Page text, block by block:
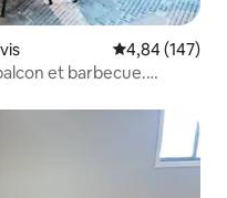
Évaluation
4,84 (147)
et barbecue.